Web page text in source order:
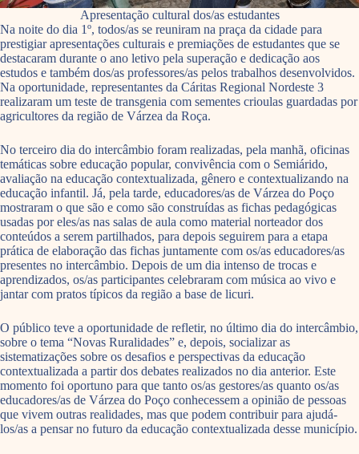
Apresentação cultural dos/as estudantes
Na noite do dia 1º, todos/as se reuniram na praça da cidade para
prestigiar apresentações culturais e premiações de estudantes que se
destacaram durante o ano letivo pela superação e dedicação aos
estudos e também dos/as professores/as pelos trabalhos desenvolvidos.
Na oportunidade, representantes da Cáritas Regional Nordeste 3
realizaram um teste de transgenia com sementes crioulas guardadas por
agricultores da região de Várzea da Roça.
No terceiro dia do intercâmbio foram realizadas, pela manhã, oficinas
temáticas sobre educação popular, convivência com o Semiárido,
avaliação na educação contextualizada, gênero e contextualizando na
educação infantil. Já, pela tarde, educadores/as de Várzea do Poço
mostraram o que são e como são construídas as fichas pedagógicas
usadas por eles/as nas salas de aula como material norteador dos
conteúdos a serem partilhados, para depois seguirem para a etapa
prática de elaboração das fichas juntamente com os/as educadores/as
presentes no intercâmbio. Depois de um dia intenso de trocas e
aprendizados, os/as participantes celebraram com música ao vivo e
jantar com pratos típicos da região a base de licuri.
O público teve a oportunidade de refletir, no último dia do intercâmbio,
sobre o tema “Novas Ruralidades” e, depois, socializar as
sistematizações sobre os desafios e perspectivas da educação
contextualizada a partir dos debates realizados no dia anterior. Este
momento foi oportuno para que tanto os/as gestores/as quanto os/as
educadores/as de Várzea do Poço conhecessem a opinião de pessoas
que vivem outras realidades, mas que podem contribuir para ajudá-
los/as a pensar no futuro da educação contextualizada desse município.